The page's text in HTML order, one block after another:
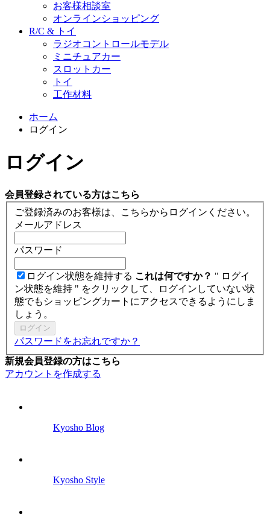
お客様相談室
オンラインショッピング
R/C & トイ
ラジオコントロールモデル
ミニチュアカー
スロットカー
トイ
工作材料
ホーム
ログイン
ログイン
会員登録されている方はこちら
ご登録済みのお客様は、こちらからログインください。
メールアドレス
パスワード
ログイン状態を維持する これは何ですか？ " ログイ
ン状態を維持 " をクリックして、ログインしていない状
態でもショッピングカートにアクセスできるようにしま
しょう。
ログイン
パスワードをお忘れですか？
新規会員登録の方はこちら
アカウントを作成する
Kyosho Blog
Kyosho Style